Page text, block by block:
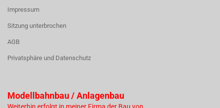
Impressum
Sitzung unterbrochen
AGB
Privatsphäre und Datenschutz
Modellbahnbau / Anlagenbau